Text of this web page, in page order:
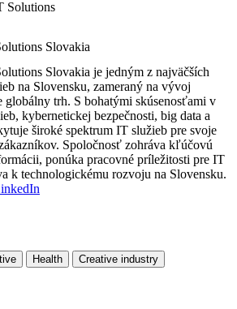
Slovakia
Slovakia je jedným z najväčších
na Slovensku, zameraný na vývoj
globálny trh. S bohatými skúsenosťami v
kybernetickej bezpečnosti, big data a
široké spektrum IT služieb pre svoje
Spoločnosť zohráva kľúčovú
ponúka pracovné príležitosti pre IT
k technologickému rozvoju na Slovensku.
Health Creative industry